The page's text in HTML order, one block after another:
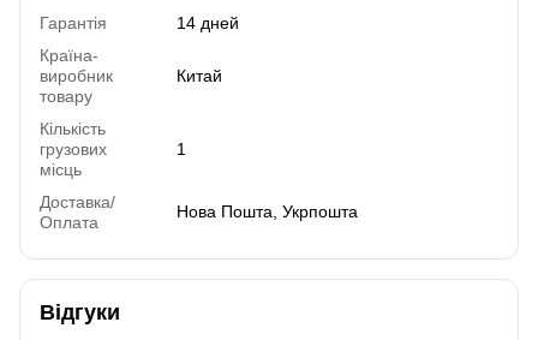
Гарантія
14 дней
Країна-
виробник
товару
Китай
Кількість
грузових
місць
1
Доставка/
Оплата
Нова Пошта, Укрпошта
Відгуки